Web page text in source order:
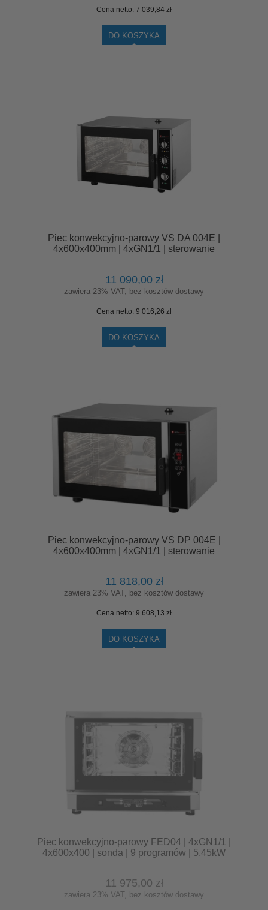
Cena netto: 7 039,84 zł
DO KOSZYKA
Piec konwekcyjno-parowy VS DA 004E |
4x600x400mm | 4xGN1/1 | sterowanie
11 090,00 zł
zawiera 23% VAT, bez kosztów dostawy
Cena netto: 9 016,26 zł
DO KOSZYKA
Piec konwekcyjno-parowy VS DP 004E |
4x600x400mm | 4xGN1/1 | sterowanie
11 818,00 zł
zawiera 23% VAT, bez kosztów dostawy
Cena netto: 9 608,13 zł
DO KOSZYKA
Piec konwekcyjno-parowy FED04 | 4xGN1/1 |
4x600x400 | sonda | 9 programów | 5,45kW
11 975,00 zł
zawiera 23% VAT, bez kosztów dostawy